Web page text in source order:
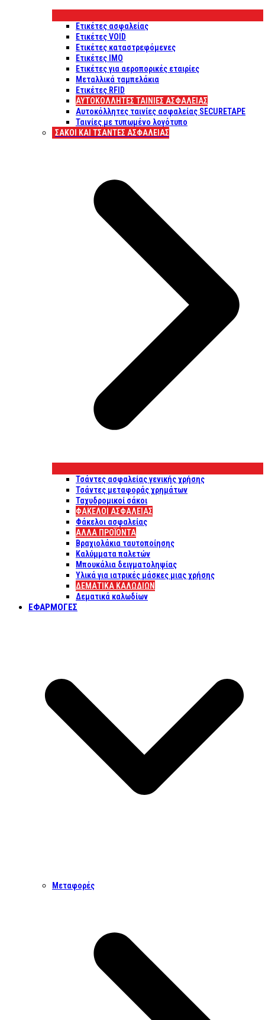
Ετικέτες ασφαλείας
Ετικέτες VOID
Ετικέτες καταστρεφόμενες
Ετικέτες IMO
Ετικέτες για αεροπορικές εταιρίες
Μεταλλικά ταμπελάκια
Ετικέτες RFID
ΑΥΤΟΚΌΛΛΗΤΕΣ ΤΑΙΝΊΕΣ ΑΣΦΑΛΕΊΑΣ
Αυτοκόλλητες ταινίες ασφαλείας SECURETAPE
Ταινίες με τυπωμένο λογότυπο
ΣΆΚΟΙ ΚΑΙ ΤΣΆΝΤΕΣ ΑΣΦΑΛΕΊΑΣ
Τσάντες ασφαλείας γενικής χρήσης
Τσάντες μεταφοράς χρημάτων
Ταχυδρομικοί σάκοι
ΦΑΚΕΛΟΙ ΑΣΦΑΛΕΙΑΣ
Φάκελοι ασφαλείας
ΑΛΛΑ ΠΡΟΪΟΝΤΑ
Βραχιολάκια ταυτοποίησης
Καλύμματα παλετών
Μπουκάλια δειγματοληψίας
Υλικά για ιατρικές μάσκες μιας χρήσης
ΔΕΜΑΤΙΚΆ ΚΑΛΩΔΊΩΝ
Δεματικά καλωδίων
ΕΦΑΡΜΟΓΈΣ
Μεταφορές